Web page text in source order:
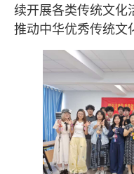
续开展各类传统文化
推动中华优秀传统文